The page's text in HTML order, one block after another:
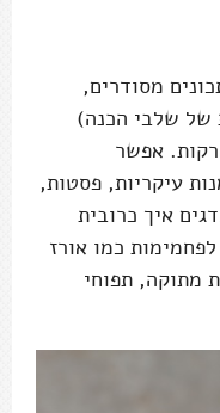
מכיל מעל ל-70 מתכונים מסודרים,
של שלבי הכנה)
אפשר
עיקריות, פסטות,
איך כרובית
כמו אורז
מתוקה, תפוחי